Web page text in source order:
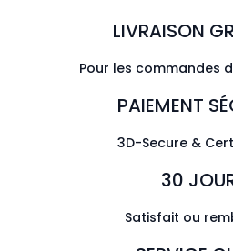
LIVRAISON
Pour les commandes
PAIEMENT
3D-Secure &
30
Satisfait ou